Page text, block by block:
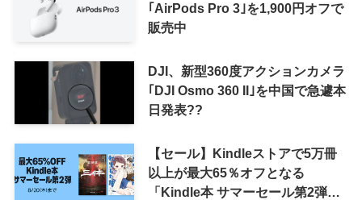
｢AirPods Pro 3｣を1,900円オフで
販売中
DJI、新型360度アクションカメラ
｢DJI Osmo 360 II｣を中国で急遽本
日発表??
【セール】Kindleストアで5万冊
以上が最大65％オフとなる
「Kindle本 サマーセール第2弾」